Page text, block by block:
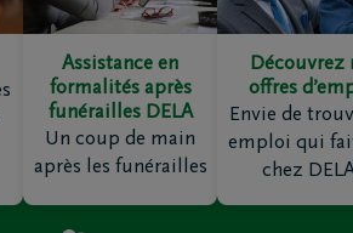
Assistance en
formalités après
funérailles DELA
Un coup de main
après les funérailles
Découvrez
offres
Envie de
emploi qui
chez